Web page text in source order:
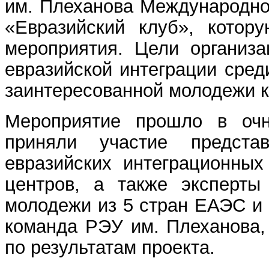
им. Плеханова
«Евразийский клуб»,
мероприятия. Цели
евразийской интеграции
заинтересованной молодежи
Мероприятие прошло в
приняли участие
евразийских
центров, а также
молодежи из 5 стран ЕАЭС и
команда РЭУ им. Плеханова,
по результатам проекта.